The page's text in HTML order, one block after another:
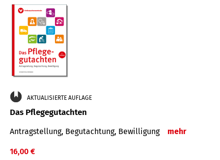
AKTUALISIERTE AUFLAGE
Das Pflegegutachten
Antragstellung, Begutachtung, Bewilligung mehr
16,00 €